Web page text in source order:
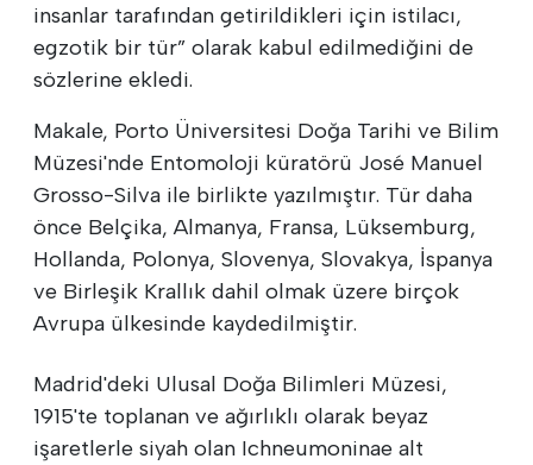
insanlar tarafından getirildikleri için istilacı,
egzotik bir tür” olarak kabul edilmediğini de
sözlerine ekledi.
Makale, Porto Üniversitesi Doğa Tarihi ve Bilim
Müzesi'nde Entomoloji küratörü José Manuel
Grosso-Silva ile birlikte yazılmıştır. Tür daha
önce Belçika, Almanya, Fransa, Lüksemburg,
Hollanda, Polonya, Slovenya, Slovakya, İspanya
ve Birleşik Krallık dahil olmak üzere birçok
Avrupa ülkesinde kaydedilmiştir.
Madrid'deki Ulusal Doğa Bilimleri Müzesi,
1915'te toplanan ve ağırlıklı olarak beyaz
işaretlerle siyah olan Ichneumoninae alt